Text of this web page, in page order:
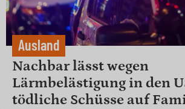
Ausland
Nachbar lässt wegen
Lärmbelästigung in den
tödliche Schüsse auf